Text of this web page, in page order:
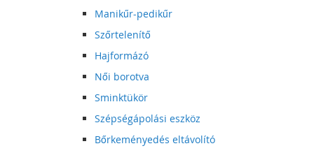
Manikűr-pedikűr
Szőrtelenítő
Hajformázó
Női borotva
Sminktükör
Szépségápolási eszköz
Bőrkeményedés eltávolító